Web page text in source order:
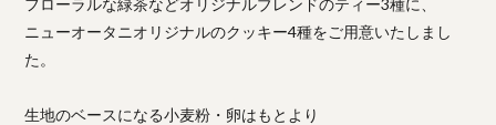
フローラルな緑茶などオリジナルブレンドのティー3種に、
ニューオータニオリジナルのクッキー4種をご用意いたしまし
た。
生地のベースになる小麦粉・卵はもとより